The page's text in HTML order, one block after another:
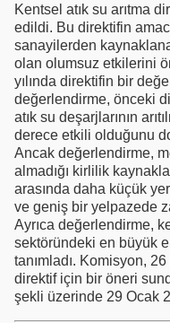
Kentsel atık su arıtma
edildi. Bu direktifin
sanayilerden
olan olumsuz etkilerini
yılında direktifin bir
değerlendirme, önceki
atık su deşarjlarının
derece etkili olduğunu
Ancak değerlendirme,
almadığı kirlilik
arasında daha küçük
ve geniş bir yelpazede
Ayrıca değerlendirme,
sektöründeki en büyük
tanımladı. Komisyon,
direktif için bir öneri
şekli üzerinde 29 Ocak